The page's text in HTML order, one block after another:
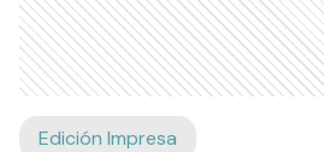
Edición Impresa